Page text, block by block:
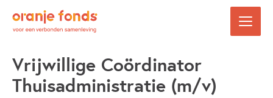
Vrijwillige Coördinator
Thuisadministratie (m/v)